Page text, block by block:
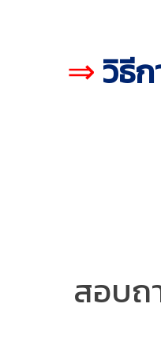
⇒ วิธี
สอบถ